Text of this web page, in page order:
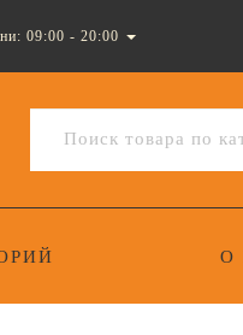
09:00 - 20:00
О